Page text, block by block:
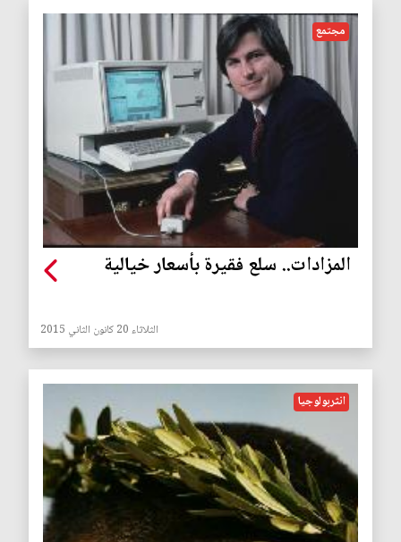
مجتمع
المزادات.. سلع فقيرة بأسعار خيالية
الثلاثاء 20 كانون الثاني 2015
انثربولوجيا